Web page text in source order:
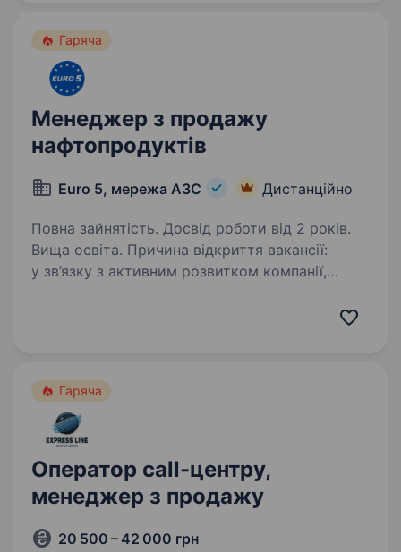
Гаряча
Менеджер з продажу
нафтопродуктів
Euro 5, мережа АЗС Дистанційно
Повна зайнятість. Досвід роботи від 2 років.
Вища освіта. Причина відкриття вакансії:
у зв’язку з активним розвитком компанії,
Гаряча
Оператор call-центру,
менеджер з продажу
20 500 – 42 000 грн